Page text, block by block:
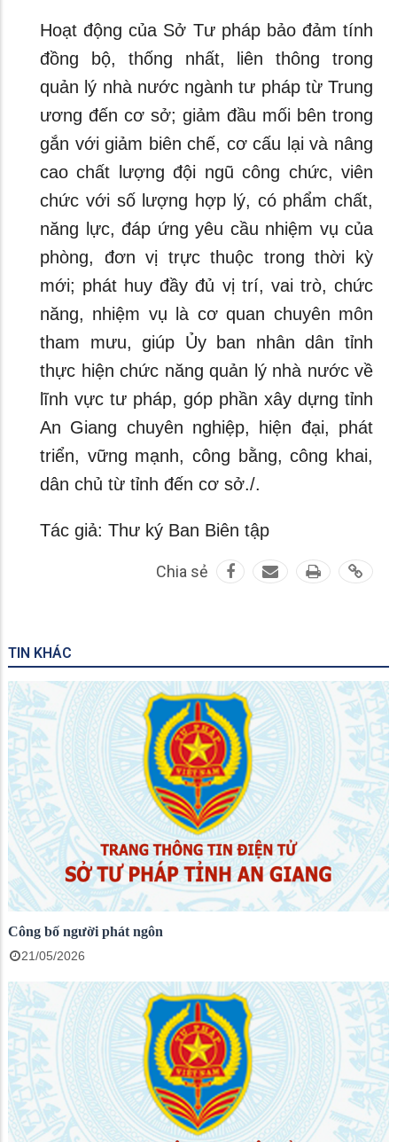
Hoạt động của Sở Tư pháp bảo đảm tính
đồng bộ, thống nhất, liên thông trong
quản lý nhà nước ngành tư pháp từ Trung
ương đến cơ sở; giảm đầu mối bên trong
gắn với giảm biên chế, cơ cấu lại và nâng
cao chất lượng đội ngũ công chức, viên
chức với số lượng hợp lý, có phẩm chất,
năng lực, đáp ứng yêu cầu nhiệm vụ của
phòng, đơn vị trực thuộc trong thời kỳ
mới; phát huy đầy đủ vị trí, vai trò, chức
năng, nhiệm vụ là cơ quan chuyên môn
tham mưu, giúp Ủy ban nhân dân tỉnh
thực hiện chức năng quản lý nhà nước về
lĩnh vực tư pháp, góp phần xây dựng tỉnh
An Giang chuyên nghiệp, hiện đại, phát
triển, vững mạnh, công bằng, công khai,
dân chủ từ tỉnh đến cơ sở./.
Tác giả: Thư ký Ban Biên tập
Chia sẻ
TIN KHÁC
Công bố người phát ngôn
21/05/2026